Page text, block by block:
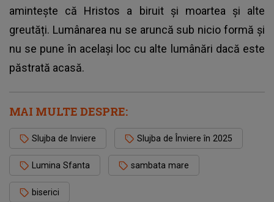
amintește că Hristos a biruit și moartea și alte
greutăți. Lumânarea nu se aruncă sub nicio formă și
nu se pune în același loc cu alte lumânări dacă este
păstrată acasă.
MAI MULTE DESPRE:
Slujba de Inviere Slujba de Înviere în 2025
Lumina Sfanta sambata mare
biserici